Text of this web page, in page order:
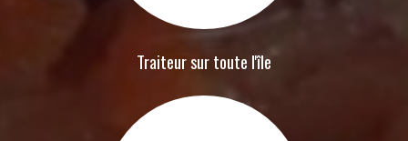
Traiteur sur toute l'île